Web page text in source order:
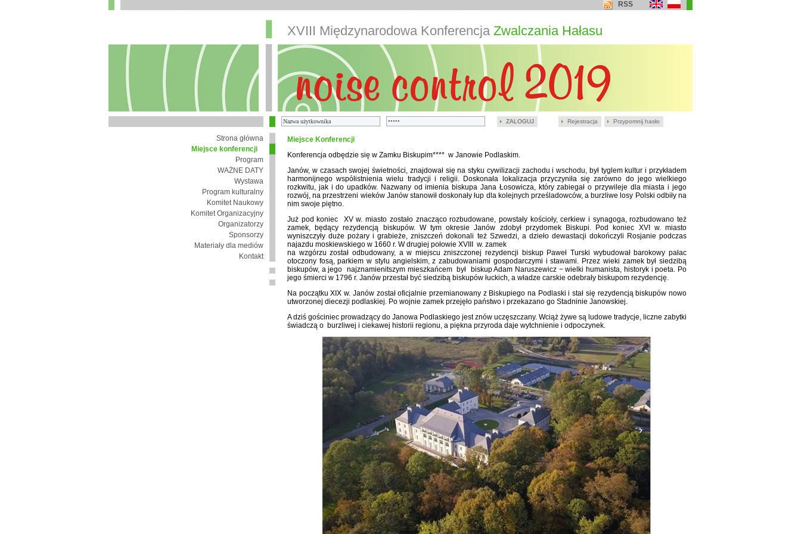
ZALOGUJ Rejestracja Przypomnij hasło
RSS
XVIII Międzynarodowa Konferencja Zwalczania Hałasu
Strona główna
Miejsce konferencji
Program
WAŻNE DATY
Wystawa
Program kulturalny
Komitet Naukowy
Komitet Organizacyjny
Organizatorzy
Sponsorzy
Materiały dla mediów
Kontakt
Miejsce Konferencji
Konferencja odbędzie się w Zamku Biskupim**** w Janowie Podlaskim.
Janów, w czasach swojej świetności, znajdował się na styku cywilizacji zachodu i wschodu, był tyglem kultur i przykładem
harmonijnego współistnienia wielu tradycji i religii. Doskonała lokalizacja przyczyniła się zarówno do jego wielkiego
rozkwitu, jak i do upadków. Nazwany od imienia biskupa Jana Łosowicza, który zabiegał o przywileje dla miasta i jego
rozwój, na przestrzeni wieków Janów stanowił doskonały łup dla kolejnych prześladowców, a burzliwe losy Polski odbiły na
nim swoje piętno.
Już pod koniec XV w. miasto zostało znacząco rozbudowane, powstały kościoły, cerkiew i synagoga, rozbudowano też
zamek, będący rezydencją biskupów. W tym okresie Janów zdobył przydomek Biskupi. Pod koniec XVI w. miasto
wyniszczyły duże pożary i grabieże, zniszczeń dokonali też Szwedzi, a dzieło dewastacji dokończyli Rosjanie podczas
najazdu moskiewskiego w 1660 r. W drugiej połowie XVIII w. zamek
na wzgórzu został odbudowany, a w miejscu zniszczonej rezydencji biskup Paweł Turski wybudował barokowy pałac
otoczony fosą, parkiem w stylu angielskim, z zabudowaniami gospodarczymi i stawami. Przez wieki zamek był siedzibą
biskupów, a jego najznamienitszym mieszkańcem był biskup Adam Naruszewicz − wielki humanista, historyk i poeta. Po
jego śmierci w 1796 r. Janów przestał być siedzibą biskupów łuckich, a władze carskie odebrały biskupom rezydencję.
Na początku XIX w. Janów został oficjalnie przemianowany z Biskupiego na Podlaski i stał się rezydencją biskupów nowo
utworzonej diecezji podlaskiej. Po wojnie zamek przejęło państwo i przekazano go Stadninie Janowskiej.
A dziś gościniec prowadzący do Janowa Podlaskiego jest znów uczęszczany. Wciąż żywe są ludowe tradycje, liczne zabytki
świadczą o burzliwej i ciekawej historii regionu, a piękna przyroda daje wytchnienie i odpoczynek.